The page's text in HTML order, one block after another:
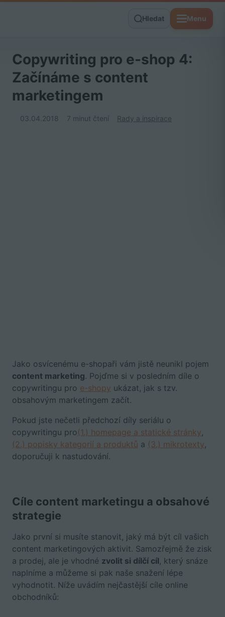
Hledat Menu
Copywriting pro e-shop 4:
Začínáme s content
marketingem
03.04.2018 7 minut čtení Rady a inspirace
Jako osvícenému e-shopaři vám jistě neunikl pojem
content marketing. Pojďme si v posledním díle o
copywritingu pro e-shopy ukázat, jak s tzv.
obsahovým marketingem začít.
Pokud jste nečetli předchozí díly seriálu o
copywritingu pro(1.) homepage a statické stránky,
(2.) popisky kategorií a produktů a (3.) mikrotexty,
doporučuji k nastudování.
Cíle content marketingu a obsahové
strategie
Jako první si musíte stanovit, jaký má být cíl vašich
content marketingových aktivit. Samozřejmě že zisk
a prodej, ale je vhodné zvolit si dílčí cíl, který snáze
naplníme a můžeme si pak naše snažení lépe
vyhodnotit. Níže uvádím nejčastější cíle online
obchodníků: